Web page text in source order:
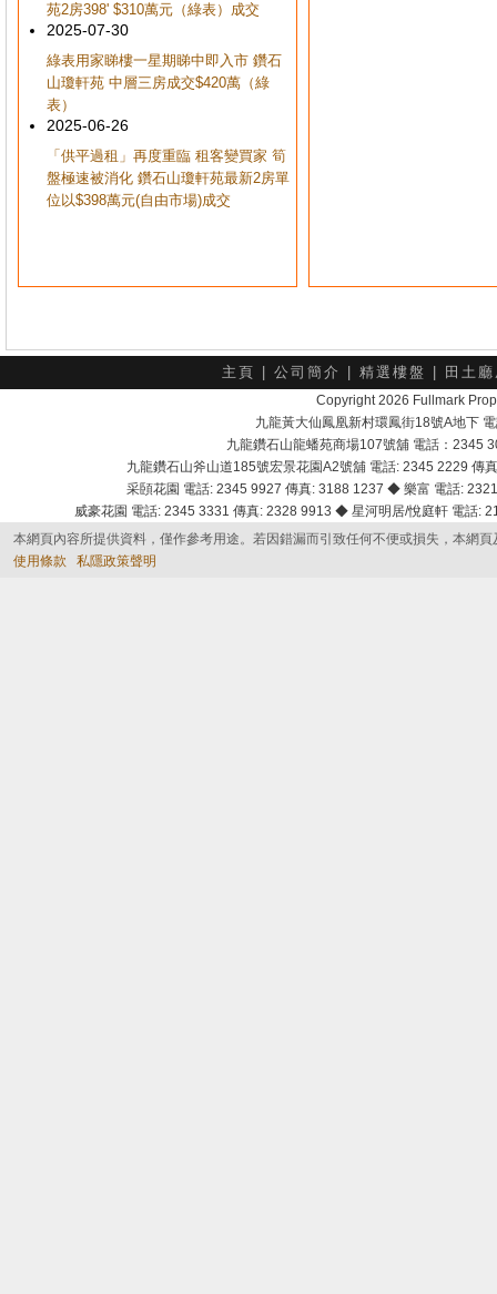
苑2房398' $310萬元（綠表）成交
2025-07-30
綠表用家睇樓一星期睇中即入市 鑽石
山瓊軒苑 中層三房成交$420萬（綠
表）
2025-06-26
「供平過租」再度重臨 租客變買家 筍
盤極速被消化 鑽石山瓊軒苑最新2房單
位以$398萬元(自由市場)成交
主頁 公司簡介 精選樓盤 田土
Copyright 2026 Fullmark
九龍黃大仙鳳凰新村環鳳街18號A地下
九龍鑽石山龍蟠苑商場107號舖 電話：2345
九龍鑽石山斧山道185號宏景花園A2號舖 電話: 2345 2229
采頣花園 電話: 2345 9927 傳真: 3188 1237 ◆ 樂富 電話:
威豪花園 電話: 2345 3331 傳真: 2328 9913 ◆ 星河明居/悅庭軒 電話
本網頁內容所提供資料，僅作參考用途。若因錯漏而引致任何不便或損失，本網
使用條款
私隱政策聲明